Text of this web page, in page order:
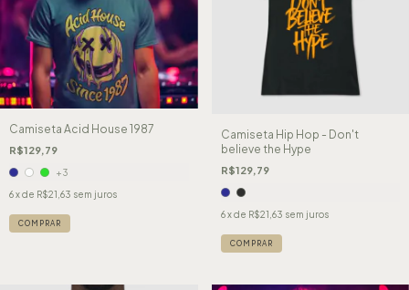
Camiseta Acid House 1987
R$129,79
+3
6x de R$21,63 sem juros
COMPRAR
Camiseta Hip Hop - Don't
believe the Hype
R$129,79
6 x de R$21,63 sem juros
COMPRAR